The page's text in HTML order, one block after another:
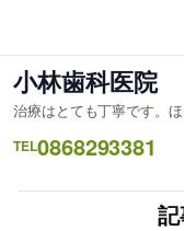
ス
キ
ッ
小林歯科医院
治療はとても丁寧です。
TEL0868293381